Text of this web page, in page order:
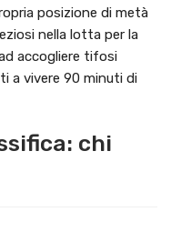
posizione di metà
nella lotta per la
accogliere tifosi
a vivere 90 minuti di
chi